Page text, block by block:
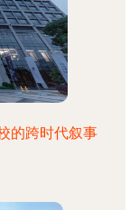
的跨时代叙事